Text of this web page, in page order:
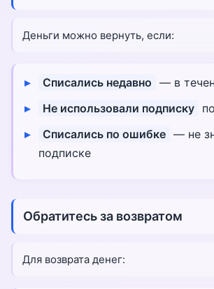
Деньги можно вернуть, если:
Списались недавно — в
Не использовали подписку
Списались по ошибке — не
подписке
Обратитесь за возвратом
Для возврата денег: